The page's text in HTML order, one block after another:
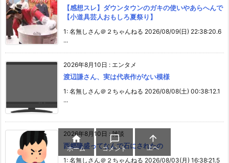
【感想スレ】ダウンタウンのガキの使いやあらへんで
【小道具芸人おもしろ夏祭り】
1: 名無しさん＠２ちゃんねる 2026/08/09(日) 22:38:20.6
...
2026年8月10日 : エンタメ
渡辺謙さん、実は代表作がない模様
1: 名無しさん＠２ちゃんねる 2026/08/08(土) 00:38:12.1
...
2026年8月10日 :雑談
西郷隆盛ってなんで石にされたの
1: 名無しさん＠２ちゃんねる 2026/08/03(月) 16:38:21.5

ホーム

コメント

上へ